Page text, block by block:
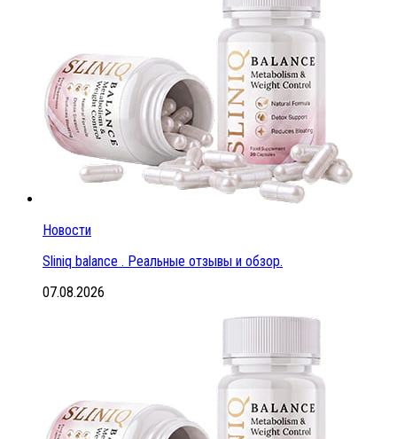
Новости
Sliniq balance . Реальные отзывы и обзор.
07.08.2026